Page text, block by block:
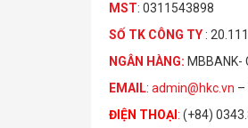
MST: 0311543898
SỐ TK CÔ NG TY :
NGÂN HÀNG: MBBANK-
EMAIL: admin@hkc.vn –
ĐIỆN THOẠI : (+84)